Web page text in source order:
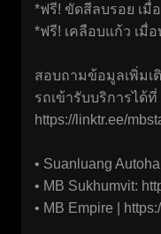
*ฟรี! ขัดสีลบรอย เมื่
*ฟรี! เคลือบแก้ว เมื่
สอบถามข้อมูลเพิ่ม
รถเข้ารับบริการได้ที่
https://linktr.ee/
• Suanluang
• MB Sukhumvit:
• MB Empire |